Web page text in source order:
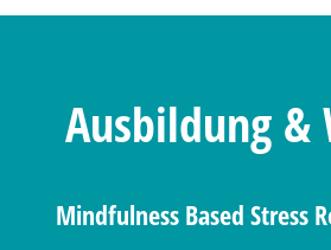
Ausbildung
Mindfulness Based Stress